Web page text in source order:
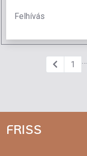
Felhívás
1 …
FRISS